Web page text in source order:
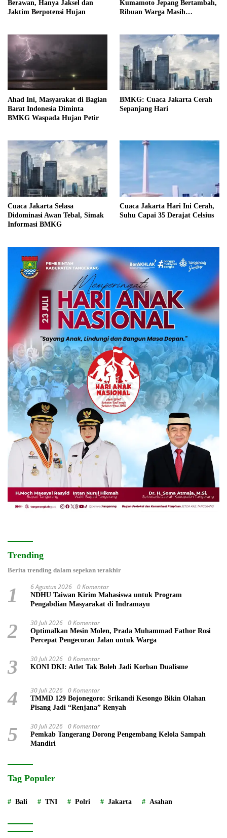
Berawan, Hanya Jaksel dan
Jaktim Berpotensi Hujan
Kumamoto Jepang Bertambah,
Ribuan Warga Masih
Ahad Ini, Masyarakat di Bagian
Barat Indonesia Diminta
BMKG Waspada Hujan Petir
BMKG: Cuaca Jakarta Cerah
Sepanjang Hari
Cuaca Jakarta Selasa
Didominasi Awan Tebal, Simak
Informasi BMKG
Cuaca Jakarta Hari Ini Cerah,
Suhu Capai 35 Derajat Celsius
Trending
Berita trending dalam sepekan terakhir
1 6 Agustus 2026 0 Komentar
NDHU Taiwan Kirim Mahasiswa untuk Program
Pengabdian Masyarakat di Indramayu
2 30 Juli 2026 0 Komentar
Optimalkan Mesin Molen, Prada Muhammad Fathor Rosi
Percepat Pengecoran Jalan untuk Warga
3 30 Juli 2026 0 Komentar
KONI DKI: Atlet Tak Boleh Jadi Korban Dualisme
4 30 Juli 2026 0 Komentar
TMMD 129 Bojonegoro: Srikandi Kesongo Bikin Olahan
Pisang Jadi “Renjana” Renyah
5 30 Juli 2026 0 Komentar
Pemkab Tangerang Dorong Pengembang Kelola Sampah
Mandiri
Tag Populer
Bali TNI Polri Jakarta Asahan